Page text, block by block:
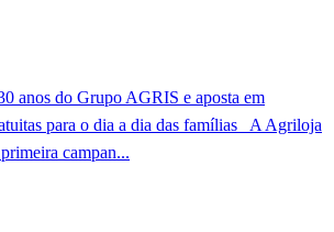
anos do Grupo AGRIS e aposta em
para o dia a dia das famílias A Agriloja
campan...